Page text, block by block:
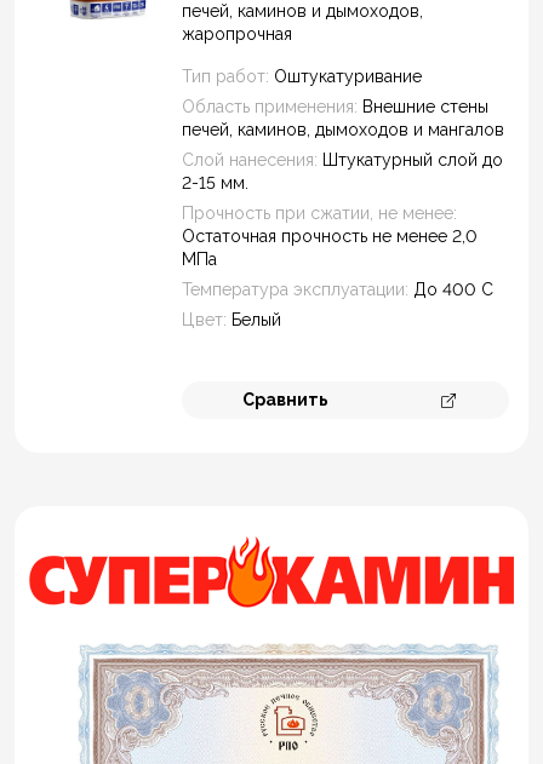
печей, каминов и дымоходов,
жаропрочная
Тип работ: Оштукатуривание
Область применения: Внешние стены
печей, каминов, дымоходов и мангалов
Слой нанесения: Штукатурный слой до
2-15 мм.
Прочность при сжатии, не менее:
Остаточная прочность не менее 2,0
МПа
Температура эксплуатации: До 400 С
Цвет: Белый
Сравнить
Перейти к